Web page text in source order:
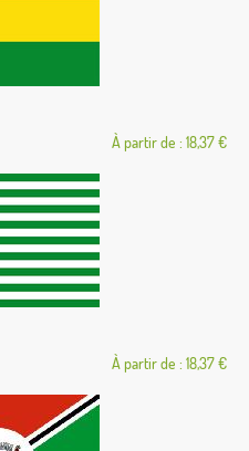
À partir de : 18,37 €
À partir de : 18,37 €